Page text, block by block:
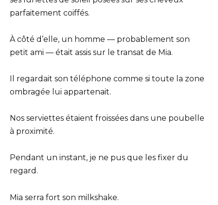
parfaitement coiffés.
À côté d’elle, un homme — probablement son
petit ami — était assis sur le transat de Mia.
Il regardait son téléphone comme si toute la zone
ombragée lui appartenait.
Nos serviettes étaient froissées dans une poubelle
à proximité.
Pendant un instant, je ne pus que les fixer du
regard.
Mia serra fort son milkshake.